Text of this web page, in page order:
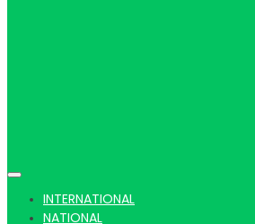
news |
INTERNATIONAL
NATIONAL